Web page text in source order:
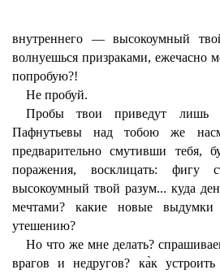
внутреннего — высокоумный
волнуешься призраками, ежечасно
попробую?!
Не пробуй.
Пробы твои приведут лишь
Пафнутьевы над тобою же
предварительно смутивши тебя,
поражения, восклицать:
высокоумный твой разум... куда
мечтами? какие новые
утешению?
Но что же мне делать?
врагов и недругов? ка̀к